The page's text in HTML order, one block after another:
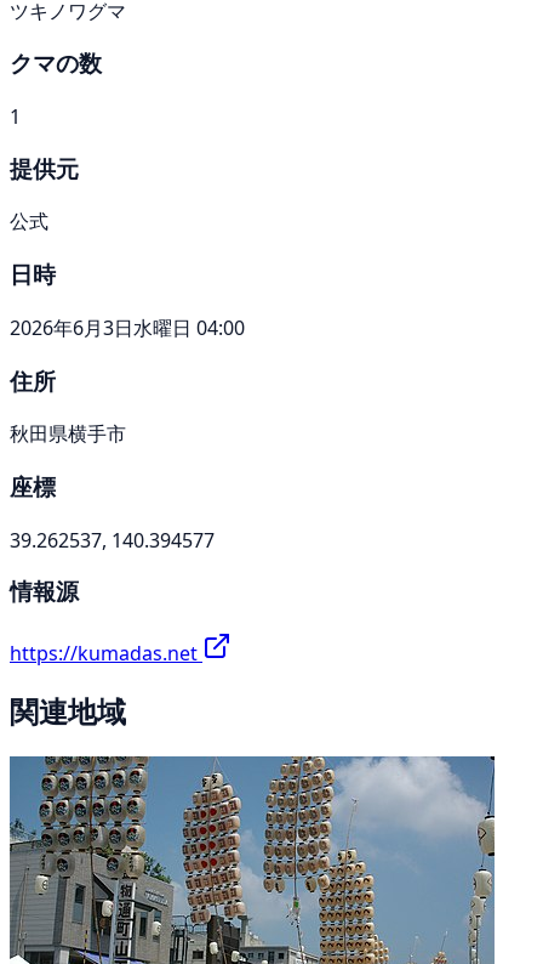
ツキノワグマ
クマの数
1
提供元
公式
日時
2026年6月3日水曜日 04:00
住所
秋田県横手市
座標
39.262537, 140.394577
情報源
https://kumadas.net
関連地域